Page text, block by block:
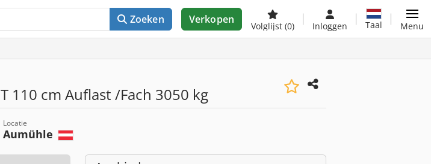
Zoeken Verkopen
Volglijst (0) Inloggen Taal Menu
T 110 cm Auflast /Fach 3050 kg
Locatie
Aumühle